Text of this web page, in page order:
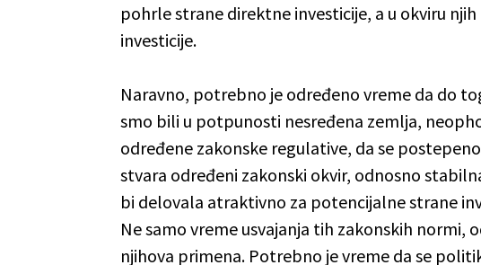
pohrle strane direktne investicije, a u okviru
investicije.
Naravno, potrebno je određeno vreme da do
smo bili u potpunosti nesređena zemlja,
određene zakonske regulative, da se
stvara određeni zakonski okvir, odnosno
bi delovala atraktivno za potencijalne strane
Ne samo vreme usvajanja tih zakonskih normi,
njihova primena. Potrebno je vreme da se